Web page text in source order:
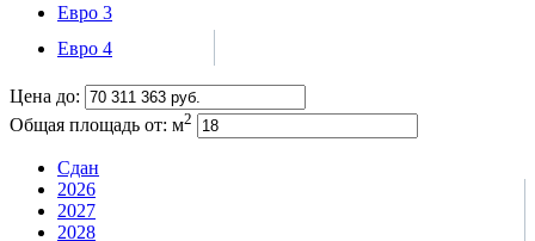
Евро 3
Евро 4
Цена до:
Общая площадь от: м2
Сдан
2026
2027
2028